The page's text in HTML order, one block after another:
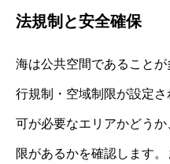
法規制と安全確保
海は公共空間であること
行規制・空域制限が設定
可が必要なエリアかどう
限があるかを確認します